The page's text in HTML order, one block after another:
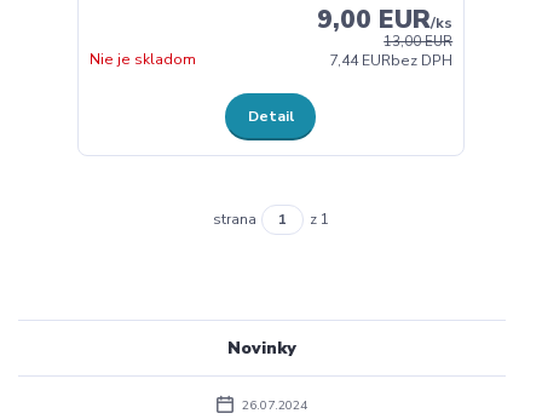
13,00 EUR
9,00 EUR/ks
7,44 EURbez DPH
Nie je skladom
Detail
strana z 1
Novinky
26.07.2024